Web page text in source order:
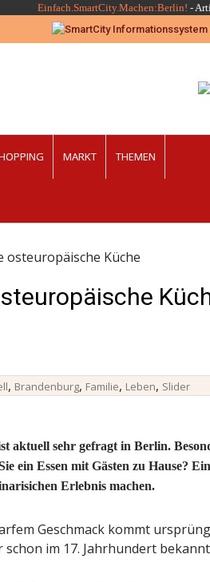
Einfach.SmartCity.Machen:Berlin! -
MARKT THEMEN
Küche
, Brandenburg, Familie, Leben, Slider
aktuell sehr gefragt in Berlin.
ein Essen mit Gästen zu Hause?
Erlebnis machen.
Geschmack kommt
schon im 17. Jahrhundert